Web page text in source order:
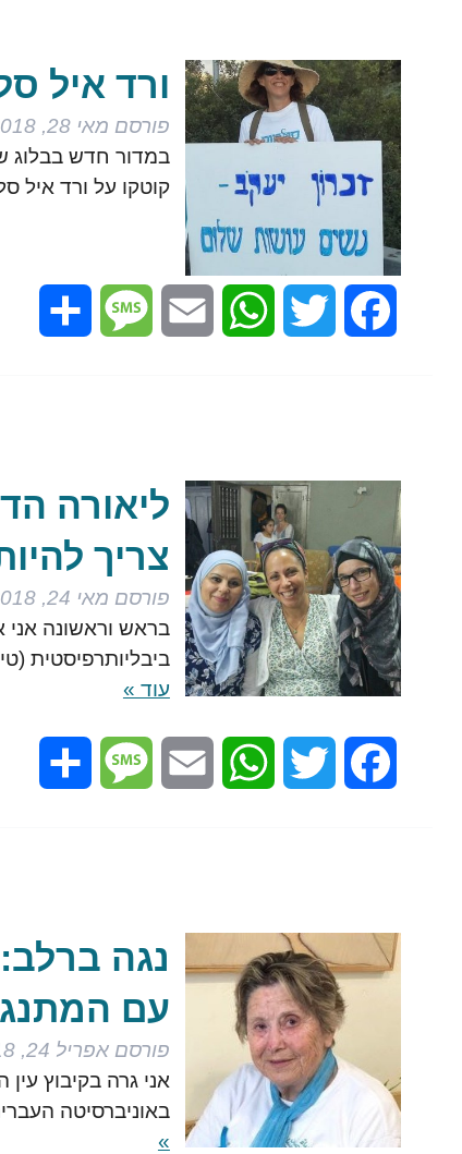
ורד איל
פורסם מאי 28, 2018
במדור חדש בבלוג
קוטקו על ורד איל
Facebook
Twitter
WhatsApp
Email
Message
ליאורה
צריך
פורסם מאי 24, 2018
בראש וראשונה אני
ביבליותרפיסטית
עוד »
Facebook
Twitter
WhatsApp
Email
Message
נגה
עם
פורסםאפריל 24, 2018
אני גרה בקיבוץ
באוניברסיטה
»